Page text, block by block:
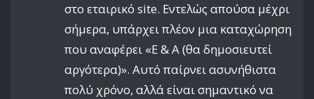
στο εταιρικό site. Εντελώς απούσα μέχρι
σήμερα, υπάρχει πλέον μια καταχώρηση
που αναφέρει «Ε & Α (θα δημοσιευτεί
αργότερα)». Αυτό παίρνει ασυνήθιστα
πολύ χρόνο, αλλά είναι σημαντικό να